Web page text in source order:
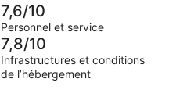
7,6/10
Personnel et service
7,8/10
Infrastructures et conditions
de l’hébergement